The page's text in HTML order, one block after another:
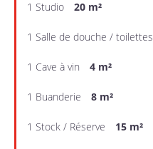
1 Studio 20 m²
1 Salle de douche / toilettes
1 Cave à vin 4 m²
1 Buanderie 8 m²
1 Stock / Réserve 15 m²